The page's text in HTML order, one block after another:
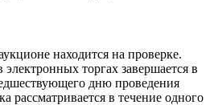
находится на проверке.
торгах завершается в
дню проведения
рассматривается в течение одного